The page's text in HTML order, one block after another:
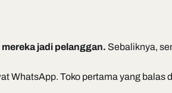
jadi pelanggan. Sebaliknya,
WhatsApp. Toko pertama yang balas